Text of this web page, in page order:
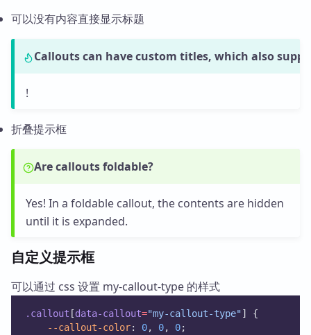
可以没有内容直接显示标题
Callouts can have custom titles, which also
!
折叠提示框
Are callouts foldable?
Yes! In a foldable callout, the contents are hidden
until it is expanded.
自定义提示框
可以通过 css 设置 my-callout-type 的样式
.callout [data-callout="my-callout-type" ] {
--callout-color: 0, 0, 0;